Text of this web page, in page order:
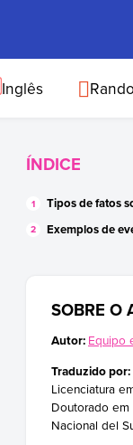
Inglês
ÍNDICE
Tipos de fatos
Exemplos de
SOBRE O
Autor: Equipo
Traduzido por:
Licenciatura
Doutorado em
Nacional del